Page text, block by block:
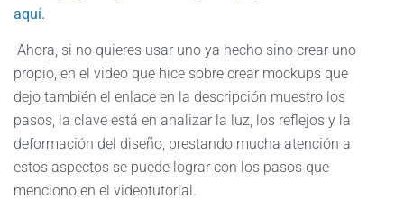
aquí.
Ahora, si no quieres usar uno ya hecho sino crear uno
propio, en el video que hice sobre crear mockups que
dejo también el enlace en la descripción muestro los
pasos, la clave está en analizar la luz, los reflejos y la
deformación del diseño, prestando mucha atención a
estos aspectos se puede lograr con los pasos que
menciono en el videotutorial.